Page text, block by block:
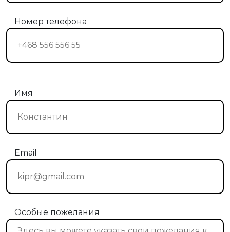
Номер телефона
Имя
Email
Особые пожелания